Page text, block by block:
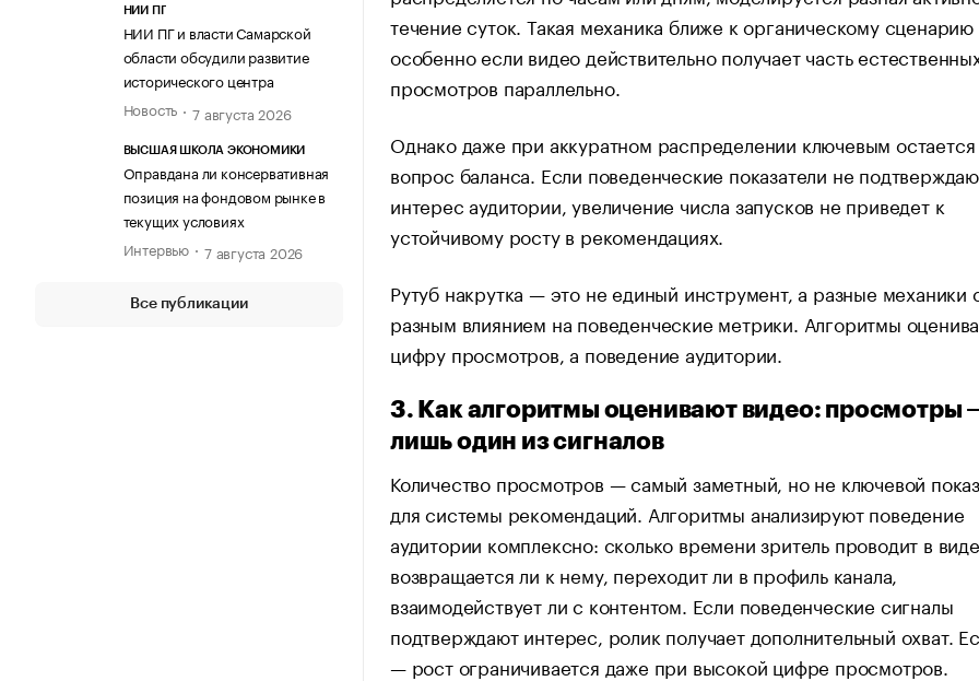
НИИ ПГ
НИИ ПГ и власти Самарской
области обсудили развитие
исторического центра
Новость
7 августа 2026
ВЫСШАЯ ШКОЛА ЭКОНОМИКИ
Оправдана ли консервативная
позиция на фондовом рынке в
текущих условиях
Интервью
7 августа 2026
Все публикации
течение суток. Такая механика ближе к органическому
особенно если видео действительно получает часть
просмотров параллельно.
Однако даже при аккуратном распределении ключевым остается
вопрос баланса. Если поведенческие показатели не
интерес аудитории, увеличение числа запусков не приведет к
устойчивому росту в рекомендациях.
Рутуб накрутка — это не единый инструмент, а разные механики
разным влиянием на поведенческие метрики. Алгоритмы
цифру просмотров, а поведение аудитории.
3. Как алгоритмы оценивают видео: просмотры
лишь один из сигналов
Количество просмотров — самый заметный, но не ключевой
для системы рекомендаций. Алгоритмы анализируют поведение
аудитории комплексно: сколько времени зритель проводит в
возвращается ли к нему, переходит ли в профиль канала,
взаимодействует ли с контентом. Если поведенческие сигналы
подтверждают интерес, ролик получает дополнительный охват.
— рост ограничивается даже при высокой цифре просмотров.